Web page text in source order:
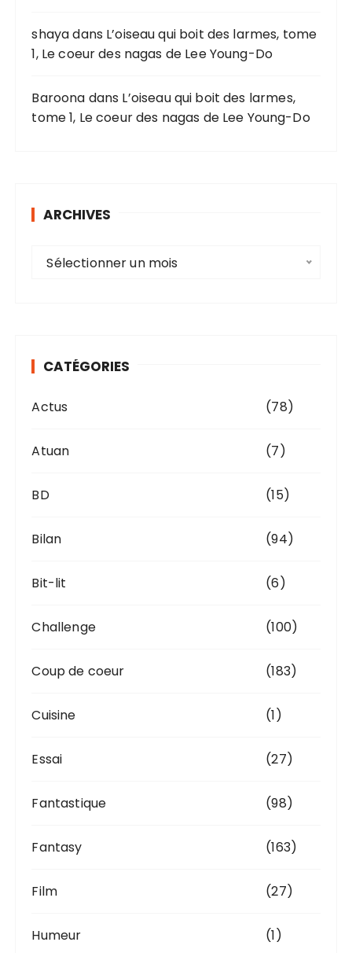
shayadans L’oiseau qui boit des larmes, tome
1, Le coeur des nagas de Lee Young-Do
Baroona dans L’oiseau qui boit des larmes,
tome 1, Le coeur des nagas de Lee Young-Do
ARCHIVES
e
Sélectionner un mois
CATÉGORIES
Actus (78)
Atuan (7)
BD (15)
Bilan (94)
Bit-lit (6)
Challenge (100)
Coup de coeur (183)
Cuisine (1)
Essai (27)
Fantastique (98)
Fantasy (163)
Film (27)
Humeur (1)